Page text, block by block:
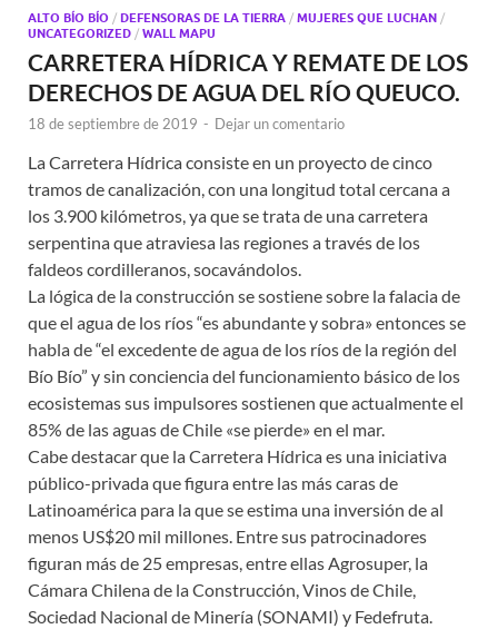
ALTO BÍO BÍO / DEFENSORAS DE LA TIERRA / MUJERES QUE LUCHAN /
UNCATEGORIZED / WALL MAPU
CARRETERA HÍDRICA Y REMATE DE LOS
DERECHOS DE AGUA DEL RÍO QUEUCO.
18 de septiembre de 2019 - Dejar un comentario
La Carretera Hídrica consiste en un proyecto de cinco
tramos de canalización, con una longitud total cercana a
los 3.900 kilómetros, ya que se trata de una carretera
serpentina que atraviesa las regiones a través de los
faldeos cordilleranos, socavándolos.
La lógica de la construcción se sostiene sobre la falacia de
que el agua de los ríos “es abundante y sobra» entonces se
habla de “el excedente de agua de los ríos de la región del
Bío Bío” y sin conciencia del funcionamiento básico de los
ecosistemas sus impulsores sostienen que actualmente el
85% de las aguas de Chile «se pierde» en el mar.
Cabe destacar que la Carretera Hídrica es una iniciativa
público-privada que figura entre las más caras de
Latinoamérica para la que se estima una inversión de al
menos US$20 mil millones. Entre sus patrocinadores
figuran más de 25 empresas, entre ellas Agrosuper, la
Cámara Chilena de la Construcción, Vinos de Chile,
Sociedad Nacional de Minería (SONAMI) y Fedefruta.